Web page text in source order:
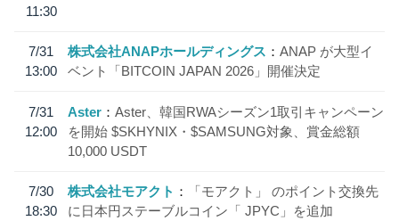
11:30
7/31
13:00
株式会社ANAPホールディングス
ANAP が大型イ
ベント「BITCOIN JAPAN 2026」開催決定
7/31
12:00
Aster
Aster、韓国RWAシーズン1取引キャンペーン
を開始 $SKHYNIX・$SAMSUNG対象、賞金総額
10,000 USDT
7/30
18:30
株式会社モアクト
「モアクト」 のポイント交換先
に日本円ステーブルコイン「 JPYC」を追加